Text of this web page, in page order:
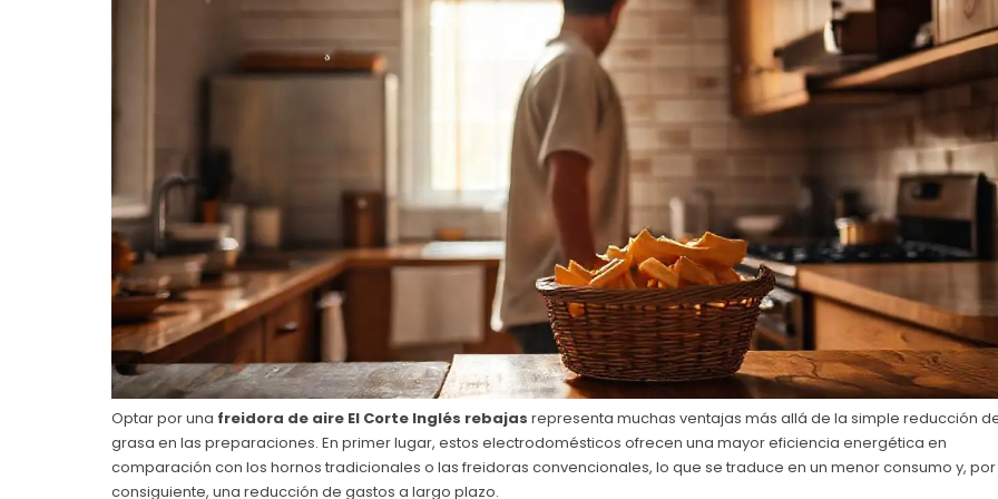
Optar por una freidora de aire El Corte Inglés rebajas representa muchas ventajas más allá de la simple reducción
grasa en las preparaciones. En primer lugar, estos electrodomésticos ofrecen una mayor eficiencia energética en
comparación con los hornos tradicionales o las freidoras convencionales, lo que se traduce en un menor consumo y, por
consiguiente, una reducción de gastos a largo plazo.